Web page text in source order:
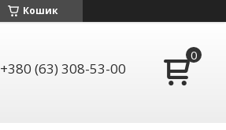
Кошик
+380 (63) 308-53-00